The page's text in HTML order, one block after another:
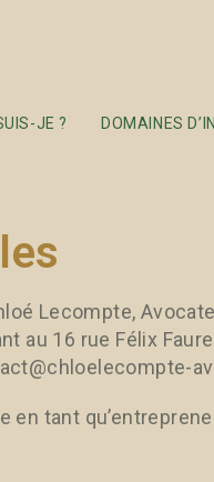
JE ? DOMAINES
Lecompte,
au 16 rue Félix
tant